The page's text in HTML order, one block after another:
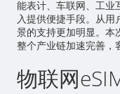
能表计、车联网、 工业
入提供便捷手段。从用
景的支持更加明显。本
整个产业链加速完善，
物联网